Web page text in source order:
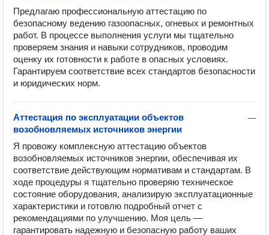
Предлагаю профессиональную аттестацию по
безопасному ведению газоопасных, огневых и ремонтных
работ. В процессе выполнения услуги мы тщательно
проверяем знания и навыки сотрудников, проводим
оценку их готовности к работе в опасных условиях.
Гарантируем соответствие всех стандартов безопасности
и юридических норм.
—
Аттестация по эксплуатации объектов
возобновляемых источников энергии
Я провожу комплексную аттестацию объектов
возобновляемых источников энергии, обеспечивая их
соответствие действующим нормативам и стандартам. В
ходе процедуры я тщательно проверяю техническое
состояние оборудования, анализирую эксплуатационные
характеристики и готовлю подробный отчет с
рекомендациями по улучшению. Моя цель —
гарантировать надежную и безопасную работу ваших